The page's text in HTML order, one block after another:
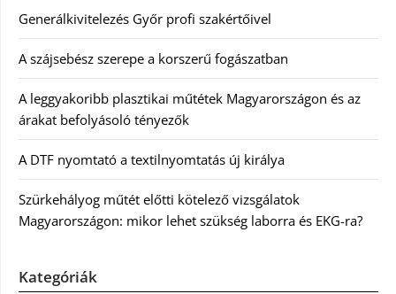
Generálkivitelezés Győr profi szakértőivel
A szájsebész szerepe a korszerű fogászatban
A leggyakoribb plasztikai műtétek Magyarországon és az
árakat befolyásoló tényezők
A DTF nyomtató a textilnyomtatás új királya
Szürkehályog műtét előtti kötelező vizsgálatok
Magyarországon: mikor lehet szükség laborra és EKG-ra?
Kategóriák